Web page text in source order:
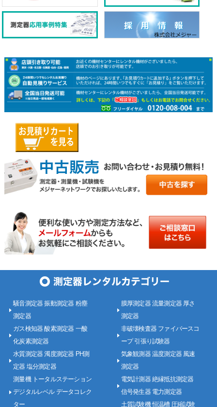
騒音測定器 振動測定器 粉塵
測定器
ガス検知器 酸素測定器 一酸
化炭素測定器
水質測定器 濁度測定器 PH測
定器 塩分測定器
測量機 トータルステーション
デジタルレベル データコレク
ター
膜厚測定器 流量測定器 厚さ
測定器
非破壊検査器 ファイバースコ
ープ 引張り試験器
気象観測器 温度測定器 風速
測定器
電気計測器 絶縁抵抗測定器
信号発生器 電力測定器
土質試験機 恒温槽 圧縮試験